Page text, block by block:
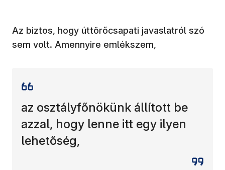
Az biztos, hogy úttörőcsapati javaslatról szó
sem volt. Amennyire emlékszem,
az osztályfőnökünk állított be
azzal, hogy lenne itt egy ilyen
lehetőség,